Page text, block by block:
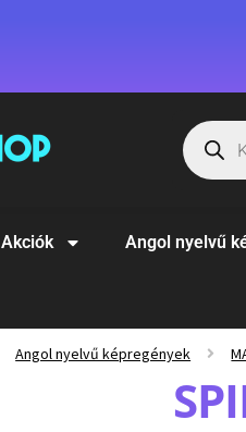
Akciók Angol nyelvű
Angol nyelvű képregények